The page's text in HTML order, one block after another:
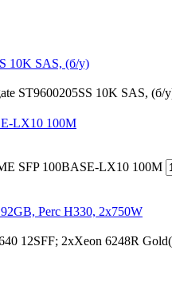
10K SAS, (б/у)
ST9600205SS 10K SAS, (б/
LX10 100M
SFP 100BASE-LX10 100M
Perc H330, 2x750W
12SFF; 2xXeon 6248R